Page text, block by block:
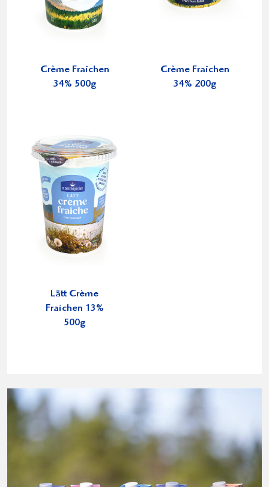
Crème Fraichen
34% 500g
Crème Fraichen
34% 200g
Lätt Crème
Fraichen 13%
500g